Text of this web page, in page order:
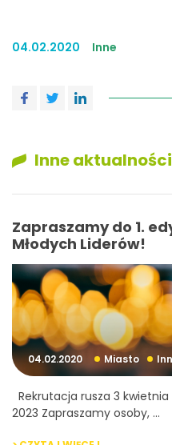
04.02.2020 Inne
Inne
Zapraszamy do 1.
Młodych Liderów!
04.02.2020 Miasto
Rekrutacja rusza 3
2023 Zapraszamy osoby, ...